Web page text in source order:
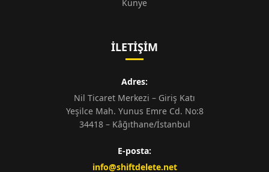
Künye
İLETIŞIM
Adres:
Nil Ticaret Merkezi – Giriş Katı
Yeşilce Mah. Yunus Emre Cd. No:8
34418 – Kâğıthane/İstanbul
E-posta:
info@shiftdelete.net